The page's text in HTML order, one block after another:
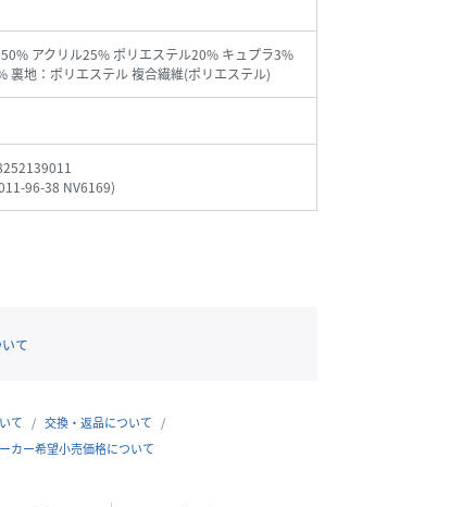
アクリル25% ポリエステル20% キュプラ3%
裏地：ポリエステル 複合繊維(ポリエステル)
96-38 NV6169)
て
て
交換・返品について
カー希望小売価格について